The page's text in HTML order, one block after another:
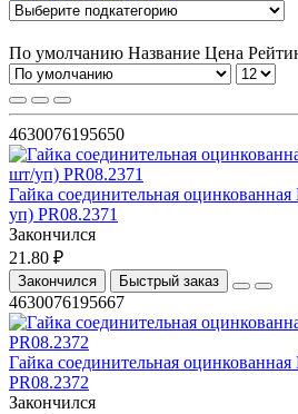
По умолчанию Название Цена
4630076195650
Гайка соединительная
уп) PR08.2371
Закончился
21.80 ₽
Закончился Быстрый заказ
4630076195667
Гайка соединительная
PR08.2372
Закончился